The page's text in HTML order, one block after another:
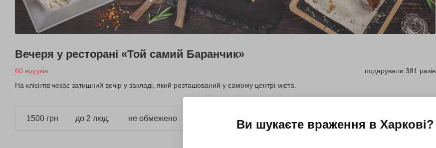
Вечеря у ресторані «Той самий Баранчик»
60 відгуків
подарували 381 разів
На клієнтів чекає затишний вечір у закладі, який розташований у самому центрі міста.
1500 грн до 2 люд. не обмежено Ви шукаєте враження в Харкові?